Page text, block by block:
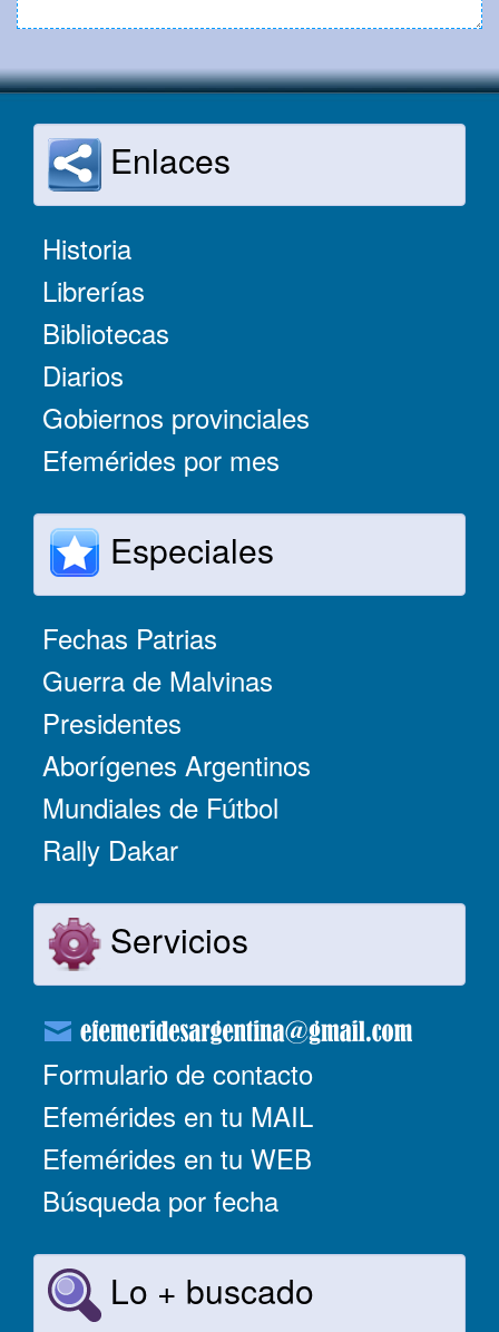
Enlaces
Historia
Librerías
Bibliotecas
Diarios
Gobiernos provinciales
Efemérides por mes
Especiales
Fechas Patrias
Guerra de Malvinas
Presidentes
Aborígenes Argentinos
Mundiales de Fútbol
Rally Dakar
Servicios
Formulario de contacto
Efemérides en tu MAIL
Efemérides en tu WEB
Búsqueda por fecha
Lo + buscado